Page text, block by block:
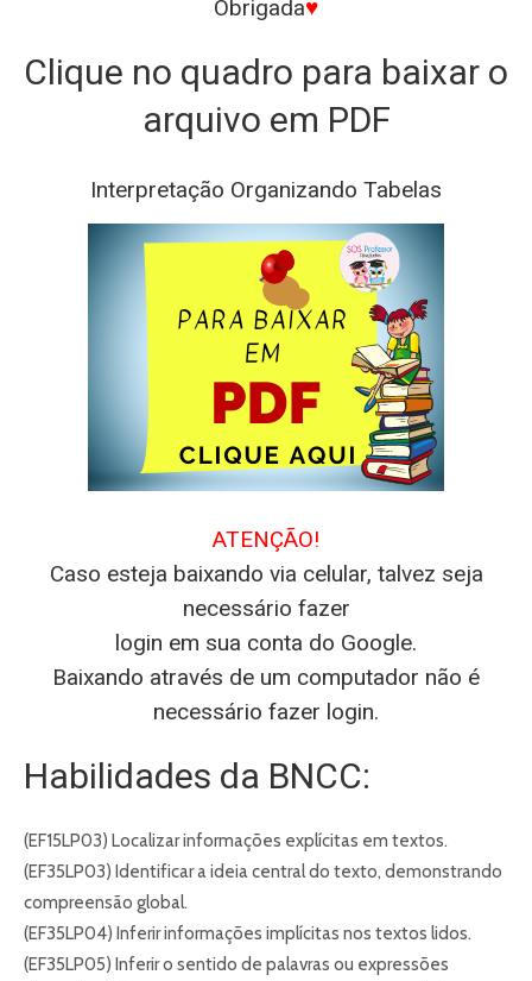
Obrigada♥
Clique no quadro para baixar o
arquivo em PDF
Interpretação Organizando Tabelas
ATENÇÃO!
Caso esteja baixando via celular, talvez seja
necessário fazer
login em sua conta do Google.
Baixando através de um computador não é
necessário fazer login.
Habilidades da BNCC:
(EF15LP03) Localizar informações explícitas em textos.
(EF35LP03) Identificar a ideia central do texto, demonstrando
compreensão global.
(EF35LP04) Inferir informações implícitas nos textos lidos.
(EF35LP05) Inferir o sentido de palavras ou expressões